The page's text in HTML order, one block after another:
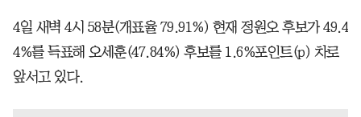
4일 새벽 4시 58분(개표율 79.91%) 현재 정원오 후보가 49.4
4%를 득표해 오세훈(47.84%) 후보를 1.6%포인트(p) 차로
앞서고 있다.